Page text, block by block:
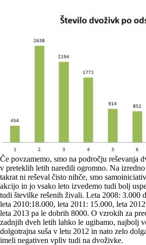
Če povzamemo, smo na področju reševanja
v preteklih letih naredili ogromno. Na
takrat ni reševal čisto nihče, smo
akcijo in jo vsako leto izvedemo tudi bolj
tudi številke rešenih živali. Leta 2008: 3.000
leta 2010:18.000, leta 2011: 15.000, leta
leta 2013 pa le dobrih 8000. O vzrokih za
zadnjih dveh letih lahko le ugibamo, najbolj
dolgotrajna suša v letu 2012 in nato zelo
imeli negativen vpliv tudi na dvoživke.